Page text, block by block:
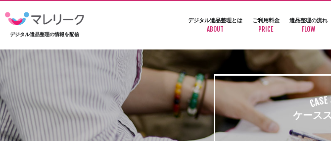
デジタル遺品整理の情報を配信
デジタル遺品整理とは
ABOUT
ご利用料金
PRICE
遺品整理の流れ
FLOW
ケース